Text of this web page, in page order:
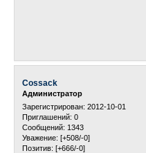
Cossack
Администратор
Зарегистрирован: 2012-10-01
Приглашений: 0
Сообщений: 1343
Уважение: [+508/-0]
Позитив: [+666/-0]